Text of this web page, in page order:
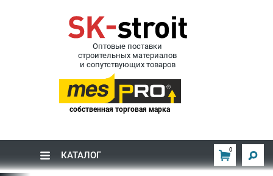
Оптовые поставки
строительных материалов
и сопутствующих товаров
собственная торговая марка
КАТАЛОГ 0